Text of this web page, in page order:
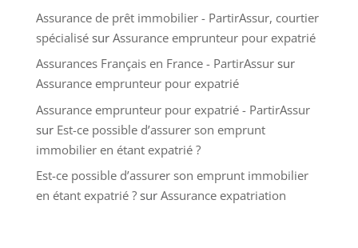
Assurance de prêt immobilier - PartirAssur, courtier
spécialisésur Assurance emprunteur pour expatrié
Assurances Français en France - PartirAssursur
Assurance emprunteur pour expatrié
Assurance emprunteur pour expatrié - PartirAssur
sur Est-ce possible d’assurer son emprunt
immobilier en étant expatrié ?
Est-ce possible d’assurer son emprunt immobilier
en étant expatrié ?sur Assurance expatriation